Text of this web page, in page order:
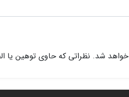
شد. نظراتی که حاوی توهین یا